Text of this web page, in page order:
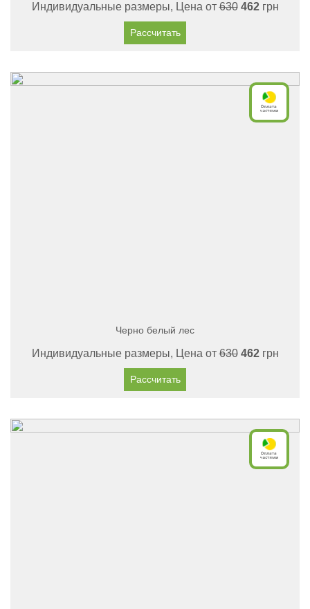
Индивидуальные размеры, Цена от630 462грн
Рассчитать
Черно белый лес
Индивидуальные размеры, Цена от630 462грн
Рассчитать